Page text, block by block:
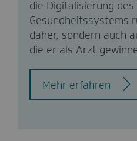
die Digitalisierung
Gesundheitssystems
daher, sondern auch
die er als Arzt
Mehr erfahren